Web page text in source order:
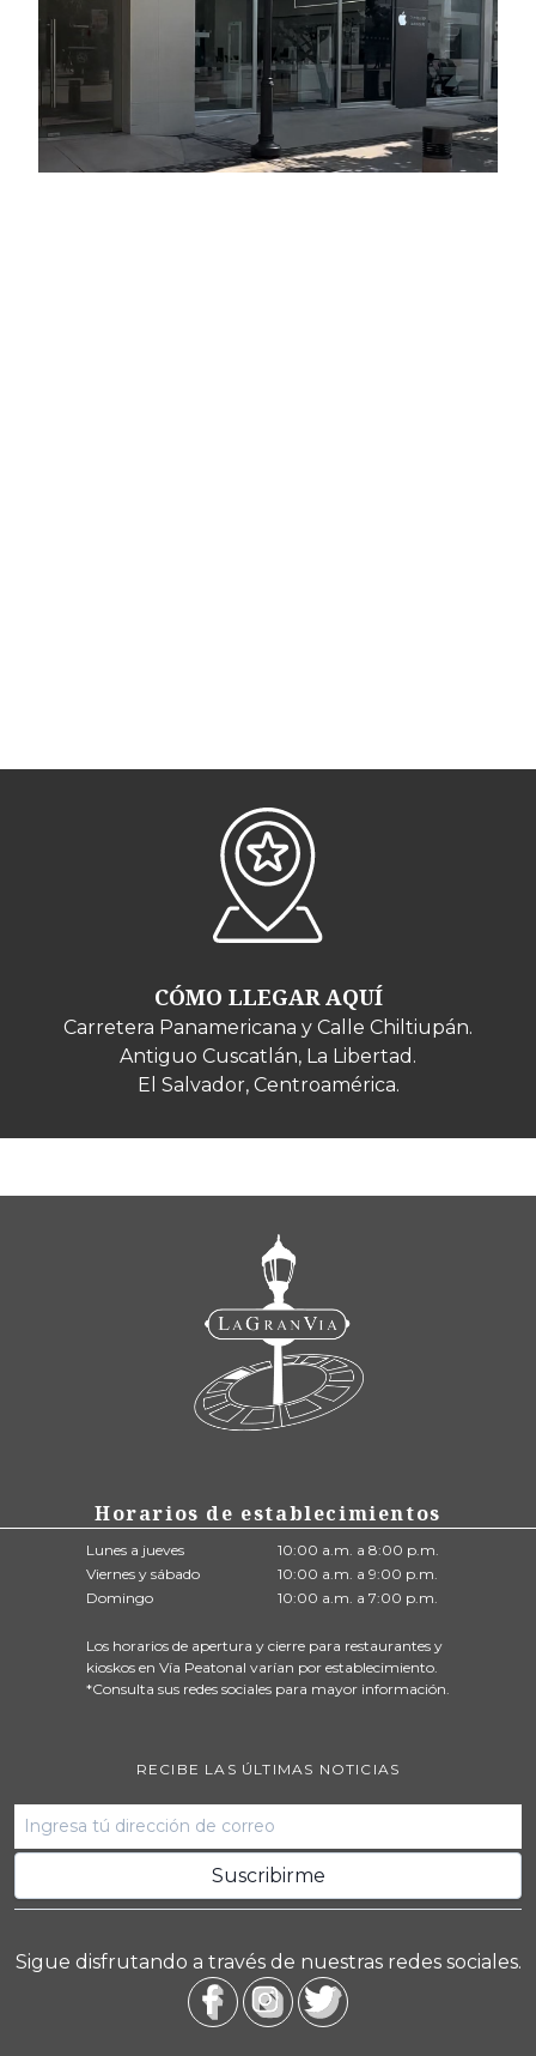
CÓMO LLEGAR AQUÍ
Carretera Panamericana y Calle Chiltiupán.
Antiguo Cuscatlán, La Libertad.
El Salvador, Centroamérica.
Horarios de establecimientos
Lunes a jueves
10:00 a.m. a 8:00 p.m.
Viernes y sábado
10:00 a.m. a 9:00 p.m.
Domingo
10:00 a.m. a 7:00 p.m.
Los horarios de apertura y cierre para restaurantes y
kioskos en Vía Peatonal varían por establecimiento.
*Consulta sus redes sociales para mayor información.
RECIBE LAS ÚLTIMAS NOTICIAS
Sigue disfrutando a través de nuestras redes sociales.